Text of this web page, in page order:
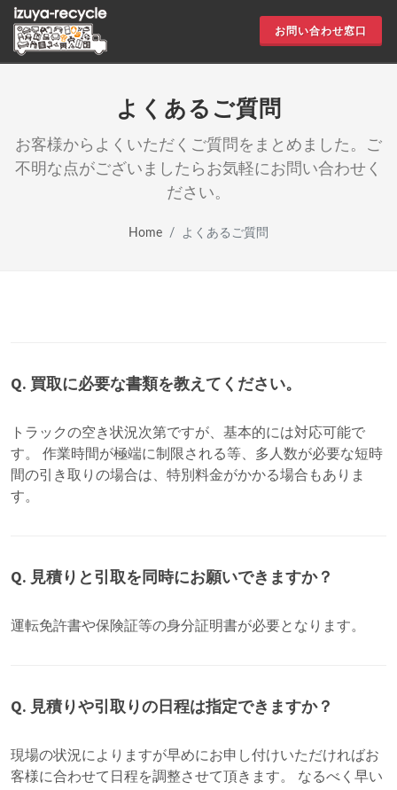
お問い合わせ窓口
よくあるご質問
お客様からよくいただくご質問をまとめました。ご
不明な点がございましたらお気軽にお問い合わせく
ださい。
Home よくあるご質問
Q. 買取に必要な書類を教えてください。
トラックの空き状況次第ですが、基本的には対応可能で
す。 作業時間が極端に制限される等、多人数が必要な短時
間の引き取りの場合は、特別料金がかかる場合もありま
す。
Q. 見積りと引取を同時にお願いできますか？
運転免許書や保険証等の身分証明書が必要となります。
Q. 見積りや引取りの日程は指定できますか？
現場の状況によりますが早めにお申し付けいただければお
客様に合わせて日程を調整させて頂きます。 なるべく早い